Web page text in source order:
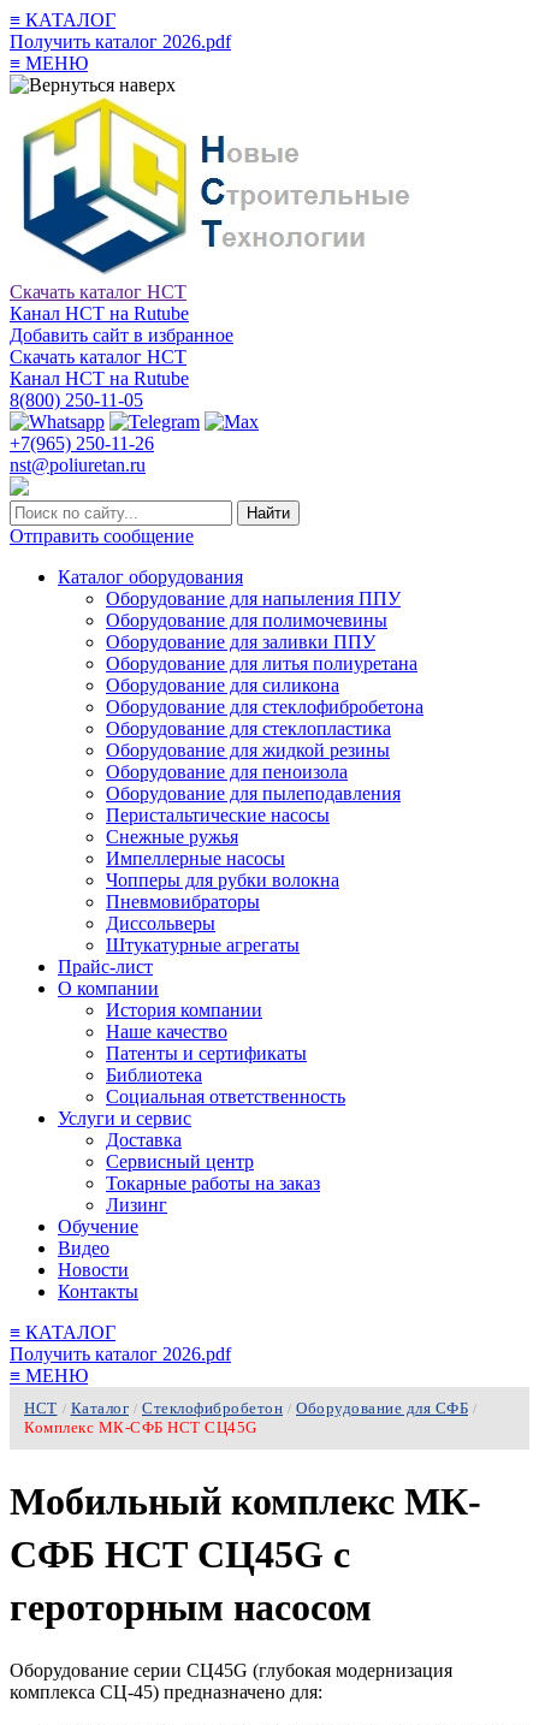
≡ КАТАЛОГ
Получить каталог 2026.pdf
≡ МЕНЮ
Скачать каталог НСТ
Канал НСТ на Rutube
Добавить сайт в избранное
Скачать каталог НСТ
Канал НСТ на Rutube
8(800) 250-11-05
+7(965) 250-11-26
nst@poliuretan.ru
Найти
Отправить сообщение
Каталог оборудования
Оборудование для напыления ППУ
Оборудование для полимочевины
Оборудование для заливки ППУ
Оборудование для литья полиуретана
Оборудование для силикона
Оборудование для стеклофибробетона
Оборудование для стеклопластика
Оборудование для жидкой резины
Оборудование для пеноизола
Оборудование для пылеподавления
Перистальтические насосы
Снежные ружья
Импеллерные насосы
Чопперы для рубки волокна
Пневмовибраторы
Диссольверы
Штукатурные агрегаты
Прайс-лист
О компании
История компании
Наше качество
Патенты и сертификаты
Библиотека
Социальная ответственность
Услуги и сервис
Доставка
Сервисный центр
Токарные работы на заказ
Лизинг
Обучение
Видео
Новости
Контакты
≡ КАТАЛОГ
Получить каталог 2026.pdf
≡ МЕНЮ
НСТ / Каталог / Стеклофибробетон / Оборудование для СФБ /
Комплекс МК-СФБ НСТ СЦ45G
Мобильный комплекс МК-
СФБ НСТ СЦ45G с
героторным насосом
Оборудование серии СЦ45G (глубокая модернизация
комплекса СЦ-45) предназначено для: